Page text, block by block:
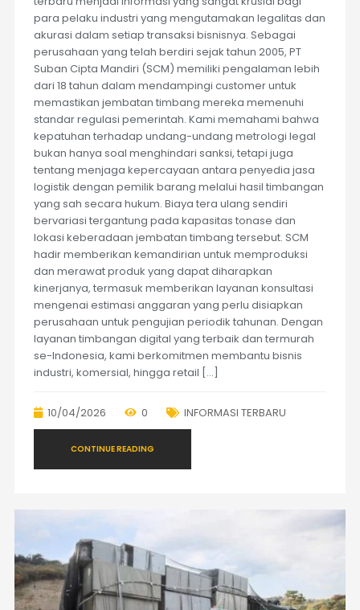
para pelaku industri yang mengutamakan legalitas dan
akurasi dalam setiap transaksi bisnisnya. Sebagai
perusahaan yang telah berdiri sejak tahun 2005, PT
Suban Cipta Mandiri (SCM) memiliki pengalaman lebih
dari 18 tahun dalam mendampingi customer untuk
memastikan jembatan timbang mereka memenuhi
standar regulasi pemerintah. Kami memahami bahwa
kepatuhan terhadap undang-undang metrologi legal
bukan hanya soal menghindari sanksi, tetapi juga
tentang menjaga kepercayaan antara penyedia jasa
logistik dengan pemilik barang melalui hasil timbangan
yang sah secara hukum. Biaya tera ulang sendiri
bervariasi tergantung pada kapasitas tonase dan
lokasi keberadaan jembatan timbang tersebut. SCM
hadir memberikan kemandirian untuk memproduksi
dan merawat produk yang dapat diharapkan
kinerjanya, termasuk memberikan layanan konsultasi
mengenai estimasi anggaran yang perlu disiapkan
perusahaan untuk pengujian periodik tahunan. Dengan
layanan timbangan digital yang terbaik dan termurah
se-Indonesia, kami berkomitmen membantu bisnis
industri, komersial, hingga retail […]
10/04/2026 0 INFORMASI TERBARU
CONTINUE READING